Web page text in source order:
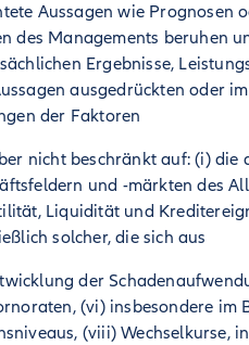
Aussagen wie Prognosen
des Managements beruhen
Ergebnisse,
ausgedrückten oder
der Faktoren
nicht beschränkt auf: (i)
und -märkten des
Liquidität und
solcher, die sich aus
der
(vi) insbesondere im
(viii) Wechselkurse,